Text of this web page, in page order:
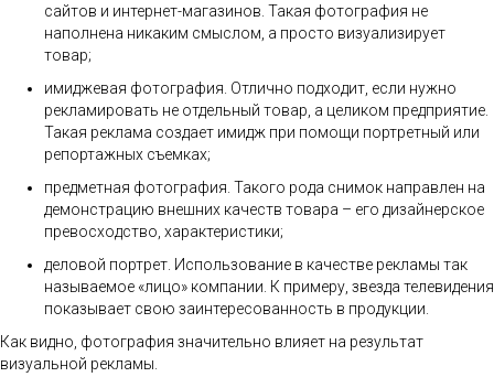
сайтов и интернет-магазинов. Такая фотография не
наполнена никаким смыслом, а просто визуализирует
товар;
имиджевая фотография. Отлично подходит, если нужно
рекламировать не отдельный товар, а целиком предприятие.
Такая реклама создает имидж при помощи портретный или
репортажных съемках;
предметная фотография. Такого рода снимок направлен на
демонстрацию внешних качеств товара – его дизайнерское
превосходство, характеристики;
деловой портрет. Использование в качестве рекламы так
называемое «лицо» компании. К примеру, звезда телевидения
показывает свою заинтересованность в продукции.
Как видно, фотография значительно влияет на результат
визуальной рекламы.